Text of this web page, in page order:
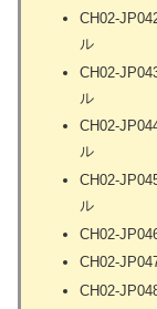
CH02-
ル
CH02-
ル
CH02-
ル
CH02-
ル
CH02-
CH02-
CH02-